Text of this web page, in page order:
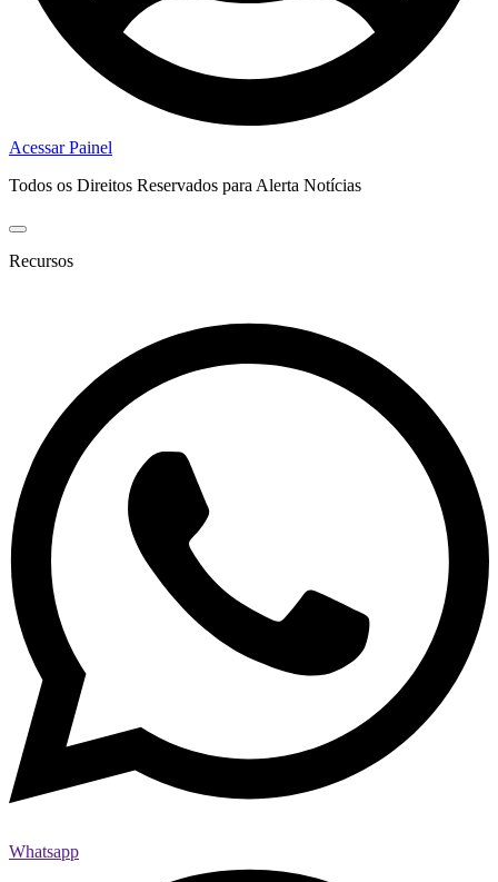
Acessar Painel
Todos os Direitos Reservados para Alerta Notícias
Recursos
Whatsapp